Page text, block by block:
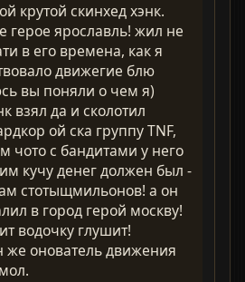
крутой скинхед хэнк.
герое ярославль! жил не
в его времена, как я
движегие блю
вы поняли о чем я)
взял да и сколотил
ой ска группу TNF,
чото с бандитами у него
кучу денег должен был -
стотыщмильонов! а он
в город герой москву!
водочку глушит!
же онователь движения